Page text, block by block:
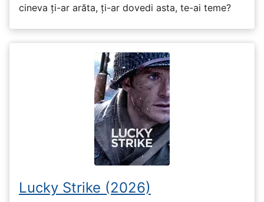
cineva ți-ar arăta, ți-ar dovedi asta, te-ai teme?
Lucky Strike (2026)